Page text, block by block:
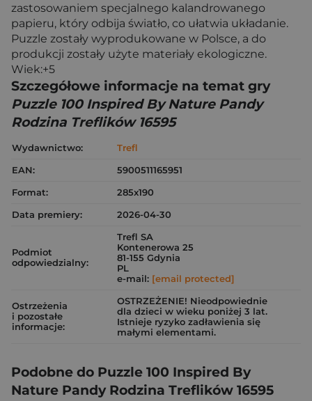
zastosowaniem specjalnego kalandrowanego
papieru, który odbija światło, co ułatwia układanie.
Puzzle zostały wyprodukowane w Polsce, a do
produkcji zostały użyte materiały ekologiczne.
Wiek:+5
Szczegółowe informacje na temat gry
Puzzle 100 Inspired By Nature Pandy
Rodzina Treflików 16595
Wydawnictwo:
Trefl
EAN:
5900511165951
Format:
285x190
Data premiery:
2026-04-30
Podmiot
odpowiedzialny:
Trefl SA
Kontenerowa 25
81-155 Gdynia
PL
e-mail: [email protected]
Ostrzeżenia
i pozostałe
informacje:
OSTRZEŻENIE! Nieodpowiednie
dla dzieci w wieku poniżej 3 lat.
Istnieje ryzyko zadławienia się
małymi elementami.
Podobne do Puzzle 100 Inspired By
Nature Pandy Rodzina Treflików 16595